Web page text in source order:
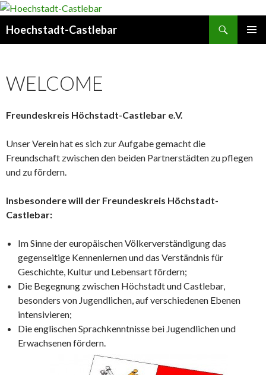
Hoechstadt-Castlebar
WELCOME
Freundeskreis Höchstadt-Castlebar e.V.
Unser Verein hat es sich zur Aufgabe gemacht die
Freundschaft zwischen den beiden Partnerstädten zu pflegen
und zu fördern.
Insbesondere will der Freundeskreis Höchstadt-
Castlebar:
Im Sinne der europäischen Völkerverständigung das
gegenseitige Kennenlernen und das Verständnis für
Geschichte, Kultur und Lebensart fördern;
Die Begegnung zwischen Höchstadt und Castlebar,
besonders von Jugendlichen, auf verschiedenen Ebenen
intensivieren;
Die englischen Sprachkenntnisse bei Jugendlichen und
Erwachsenen fördern.